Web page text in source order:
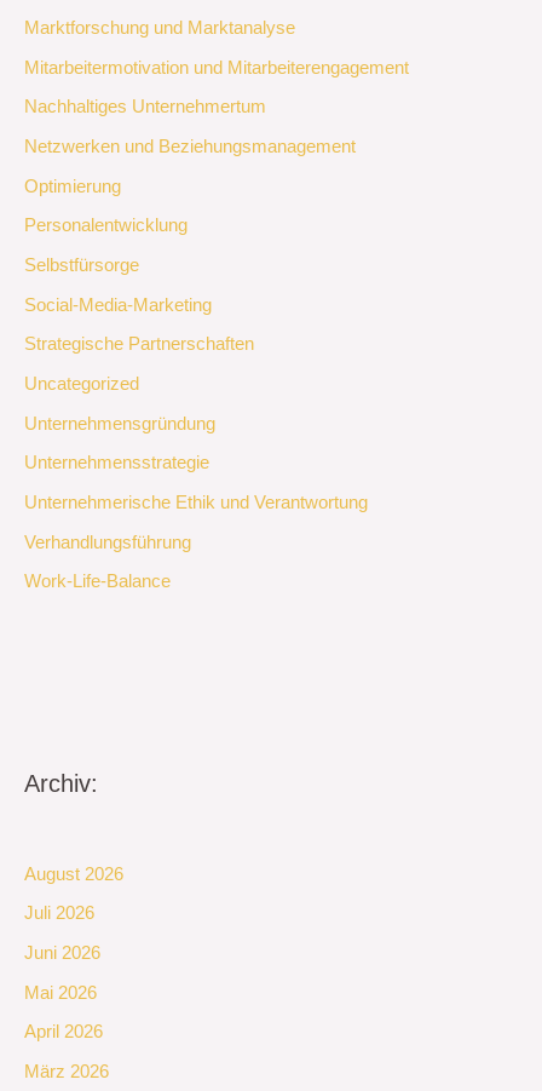
Marktforschung und Marktanalyse
Mitarbeitermotivation und Mitarbeiterengagement
Nachhaltiges Unternehmertum
Netzwerken und Beziehungsmanagement
Optimierung
Personalentwicklung
Selbstfürsorge
Social-Media-Marketing
Strategische Partnerschaften
Uncategorized
Unternehmensgründung
Unternehmensstrategie
Unternehmerische Ethik und Verantwortung
Verhandlungsführung
Work-Life-Balance
Archiv:
August 2026
Juli 2026
Juni 2026
Mai 2026
April 2026
März 2026